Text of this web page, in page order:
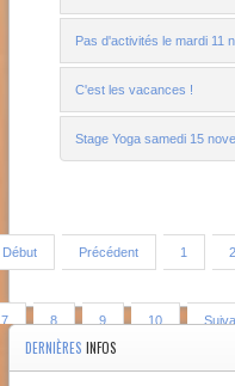
Pas d'activités le mardi 11
C'est les vacances !
Stage Yoga samedi 15
Début Précédent 1 2
7 8 9 10
DERNIÈRES INFOS